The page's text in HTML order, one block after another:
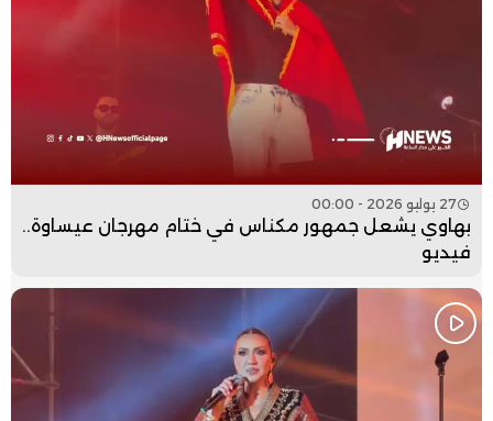
27 يوليو 2026 - 00:00
بهاوي يشعل جمهور مكناس في ختام مهرجان عيساوة..
فيديو